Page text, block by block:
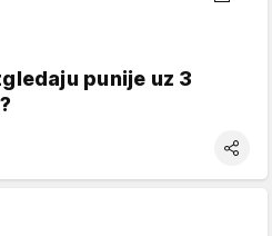
punije uz 3